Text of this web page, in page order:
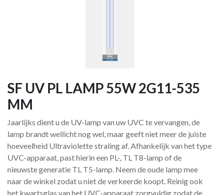
SF UV PL LAMP 55W 2G11-535
MM
Jaarlijks dient u de UV-lamp van uw UVC te vervangen, de
lamp brandt wellicht nog wel, maar geeft niet meer de juiste
hoeveelheid Ultraviolette straling af. Afhankelijk van het type
UVC-apparaat, past hierin een PL-, TL T8-lamp of de
nieuwste generatie TL T5-lamp. Neem de oude lamp mee
naar de winkel zodat u niet de verkeerde koopt. Reinig ook
het kwartsglas van het UVC-apparaat zorgvuldig zodat de